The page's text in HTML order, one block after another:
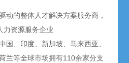
动的整体人才解决方案服务商，
力资源服务企业
国、印度、新加坡、马来西亚、
兰等全球市场拥有110余家分支